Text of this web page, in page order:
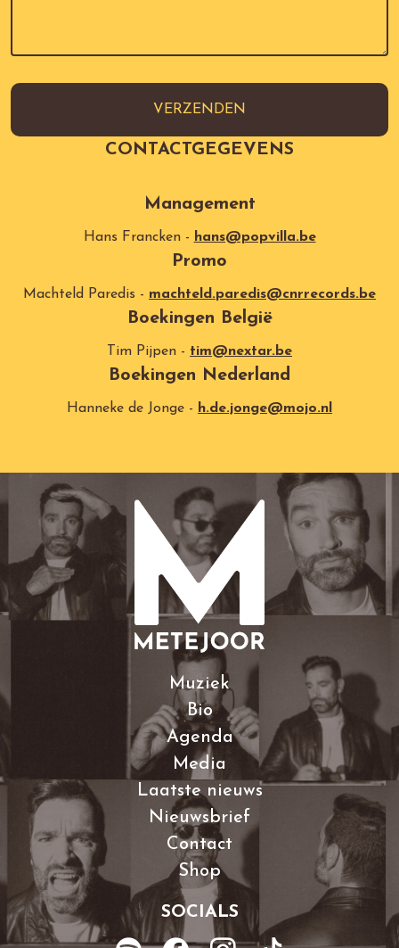
VERZENDEN
CONTACTGEGEVENS
Management
Hans Francken - hans@popvilla.be
Promo
Machteld Paredis - machteld.paredis@cnrrecords.be
Boekingen België
Tim Pijpen - tim@nextar.be
Boekingen Nederland
Hanneke de Jonge - h.de.jonge@mojo.nl
Muziek
Bio
Agenda
Media
Laatste nieuws
Nieuwsbrief
Contact
Shop
SOCIALS